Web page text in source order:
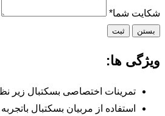
شکایت شما*
بستن ثبت
ویژگی ها:
تمرینات اختصاصی بسکتبال زیر
استفاده از مربیان بسکتبال